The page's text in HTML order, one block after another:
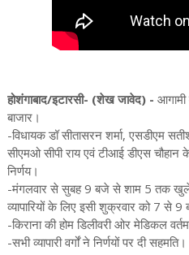
होशंगाबाद/इटारसी- (शेख जावेद) -
बाजार।
-विधायक डॉ सीतासरन शर्मा, एसडीएम
सीएमओ सीपी राय एवं टीआई डीएस चौहान
निर्णय।
-मंगलवार से सुबह 9 बजे से शाम 5 तक
व्यापारियों के लिए इसी शुक्रवार को 7 से
-किराना की होम डिलीवरी ओर मेडिकल
-सभी व्यापारी वर्गों ने निर्णयों पर दी सहमति।